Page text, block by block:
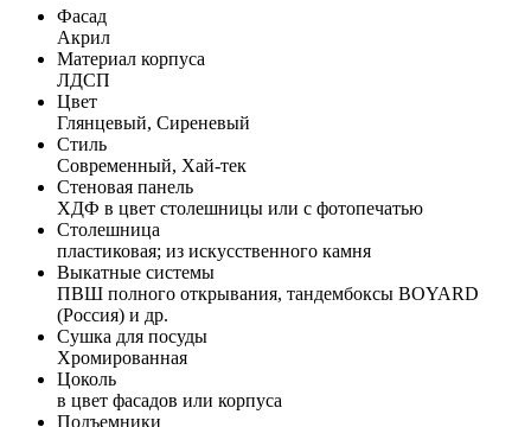
Фасад
Акрил
Материал корпуса
ЛДСП
Цвет
Глянцевый, Сиреневый
Стиль
Современный, Хай-тек
Стеновая панель
ХДФ в цвет столешницы или с фотопечатью
Столешница
пластиковая; из искусственного камня
Выкатные системы
ПВШ полного открывания, тандембоксы BOYARD
(Россия) и др.
Сушка для посуды
Хромированная
Цоколь
в цвет фасадов или корпуса
Подъемники